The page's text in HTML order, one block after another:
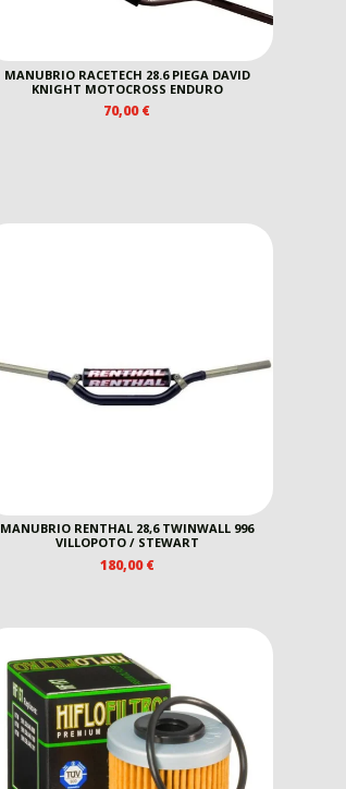
MANUBRIO RACETECH 28.6 PIEGA DAVID
KNIGHT MOTOCROSS ENDURO
70,00€
MANUBRIO RENTHAL 28,6 TWINWALL 996
VILLOPOTO / STEWART
180,00€